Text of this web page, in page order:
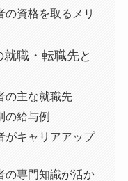
の資格を取るメリ
職・転職先と
の主な就職先
の給与例
がキャリアアップ
の専門知識が活か